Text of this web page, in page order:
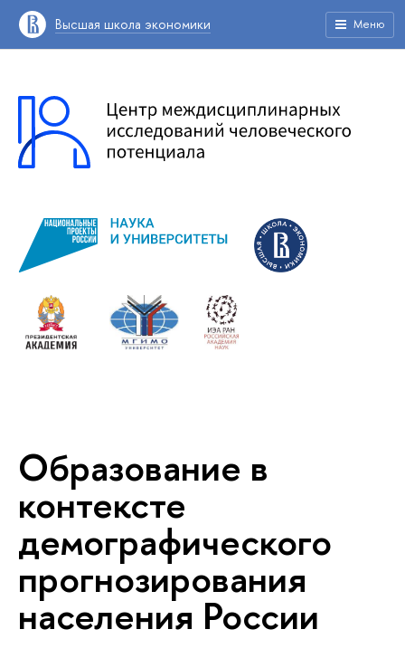
Высшая школа экономики Меню
Образование в
контексте
демографического
прогнозирования
населения России